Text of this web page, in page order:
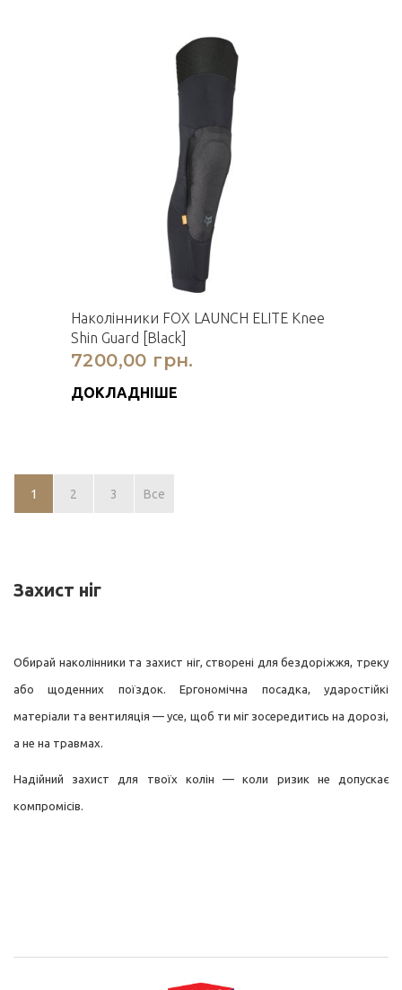
Наколінники FOX LAUNCH ELITE Knee
Shin Guard [Black]
7200,00 грн.
ДОКЛАДНІШЕ
1 2 3 Все
Захист ніг
Обирай наколінники та захист ніг, створені для бездоріжжя, треку
або щоденних поїздок. Ергономічна посадка, ударостійкі
матеріали та вентиляція — усе, щоб ти міг зосередитись на дорозі,
а не на травмах.
Надійний захист для твоїх колін — коли ризик не допускає
компромісів.